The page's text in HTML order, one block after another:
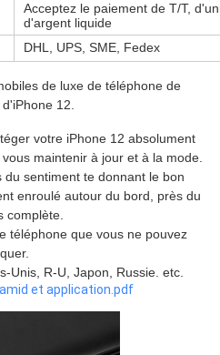
Acceptez le paiement de T/T,
d'argent liquide
DHL, UPS, SME, Fedex
de luxe de téléphone de
12.
votre iPhone 12 absolument
maintenir à jour et à la mode.
sentiment te donnant le bon
enroulé autour du bord, près du
complète.
téléphone que vous ne pouvez
Unis, R-U, Japon, Russie. etc.
et application.pdf